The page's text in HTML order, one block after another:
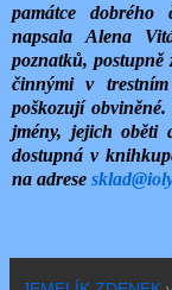
památce dobrého
napsala Alena
poznatků,
činnými v
poškozují
jmény, jejich oběti
dostupná v
na adrese